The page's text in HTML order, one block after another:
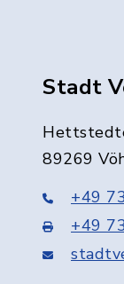
Stadt
89269
+49
+49